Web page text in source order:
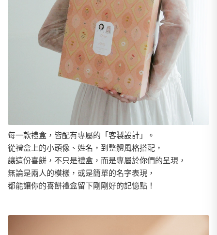
每一款禮盒，皆配有專屬的「客製設計」。
從禮盒上的小頭像、姓名，到整體風格搭配，
讓這份喜餅，不只是禮盒，而是專屬於你們的呈現，
無論是兩人的模樣，或是簡單的名字表現，
都能讓你的喜餅禮盒留下剛剛好的記憶點！